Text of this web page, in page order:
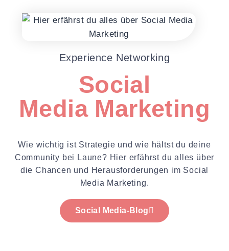
Experience Networking
Social
Media Marketing
Wie wichtig ist Strategie und wie hältst du deine
Community bei Laune? Hier erfährst du alles über
die Chancen und Herausforderungen im Social
Media Marketing.
Social Media-Blog